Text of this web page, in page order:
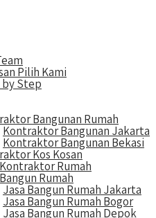
Pilih Kami
Step
Bangunan Rumah
Kontraktor Bangunan Jakarta
Kontraktor Bangunan Bekasi
Kos Kosan
Rumah
Rumah
Jasa Bangun Rumah Jakarta
Jasa Bangun Rumah Bogor
Jasa Bangun Rumah Depok